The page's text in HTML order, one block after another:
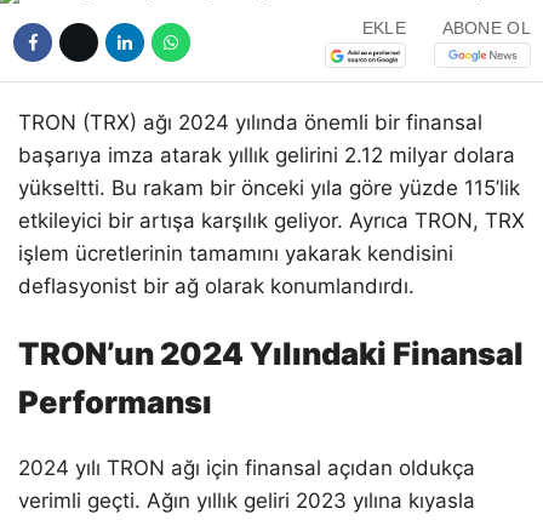
EKLE ABONE OL
​TRON (TRX) ağı 2024 yılında önemli bir finansal
başarıya imza atarak yıllık gelirini 2.12 milyar dolara
yükseltti. Bu rakam bir önceki yıla göre yüzde 115’lik
etkileyici bir artışa karşılık geliyor. Ayrıca TRON, TRX
işlem ücretlerinin tamamını yakarak kendisini
deflasyonist bir ağ olarak konumlandırdı.
TRON’un 2024 Yılındaki Finansal
Performansı
2024 yılı TRON ağı için finansal açıdan oldukça
verimli geçti. Ağın yıllık geliri 2023 yılına kıyasla